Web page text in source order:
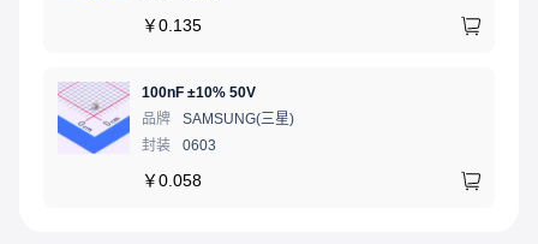
￥0.135
100nF ±10% 50V
品牌
SAMSUNG(三星)
封装
0603
￥0.058